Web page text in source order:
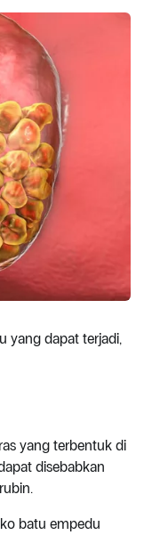
yang dapat terjadi,
yang terbentuk di
disebabkan
batu empedu